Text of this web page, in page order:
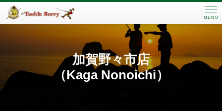
MENU
加賀野々市店
（Kaga Nonoichi）